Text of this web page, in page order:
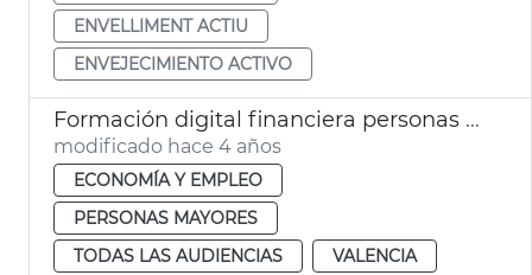
ENVELLIMENT ACTIU
ENVEJECIMIENTO ACTIVO
Formación digital financiera personas mayores
modificado hace 4 años
ECONOMÍA Y EMPLEO
PERSONAS MAYORES
TODAS LAS AUDIENCIAS
VALENCIA